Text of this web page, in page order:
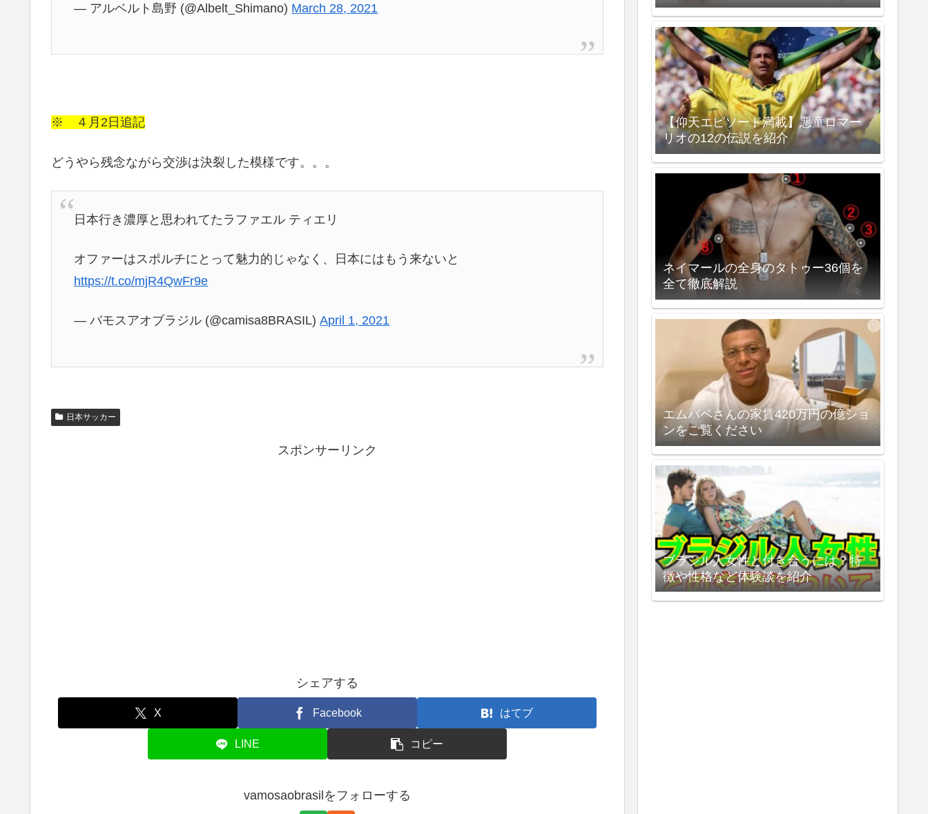
— アルベルト島野 (@Albelt_Shimano) March 28, 2021
※ ４月2日追記
どうやら残念ながら交渉は決裂した模様です。。。
日本行き濃厚と思われてたラファエル ティエリ
オファーはスポルチにとって魅力的じゃなく、日本にはもう来ないと
https://t.co/mjR4QwFr9e
— バモスアオブラジル (@camisa8BRASIL)April 1, 2021
日本サッカー
スポンサーリンク
シェアする
X Facebook はてブ
LINE コピー
vamosaobrasilをフォローする
【仰天エピソード満載】悪童ロマー
リオの12の伝説を紹介
ネイマールの全身のタトゥー36個を
全て徹底解説
エムバペさんの家賃420万円の億ショ
ンをご覧ください
ブラジル人女性と付き合うには？特
徴や性格など体験談を紹介